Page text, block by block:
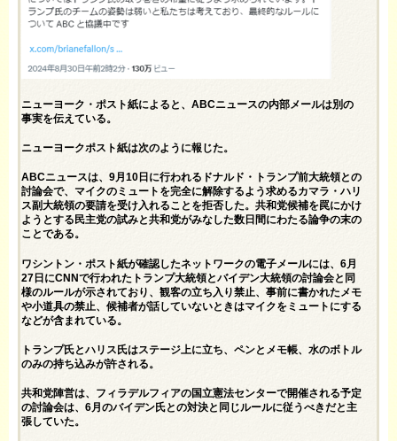
ニューヨーク・ポスト紙によると、ABCニュースの内部メールは別の
事実を伝えている。
ニューヨークポスト紙は次のよう に報じた。
ABCニュースは、9月10日に行われるドナルド・トランプ前大統領との
討論会で、マイクのミュートを完全に解除するよう求めるカマラ・ハリ
ス副大統領の要請を受け入れることを拒否した。共和党候補を罠にかけ
ようとする民主党の試みと共和党がみなした数日間にわたる論争の末の
ことである。
ワシントン・ポスト紙が確認したネットワークの電子メールには、6月
27日にCNNで行われたトランプ大統領とバイデン大統領の討論会と同
様のルールが示されており、観客の立ち入り禁止、事前に書かれたメモ
や小道具の禁止、候補者が話していないときはマイクをミュートにする
などが含まれている。
トランプ氏とハリス氏はステージ上に立ち、ペンとメモ帳、水のボトル
のみの持ち込みが許される。
共和党陣営は、フィラデルフィアの国立憲法センターで開催される予定
の討論会は、6月のバイデン氏との対決と同じルールに従うべきだと主
張していた。